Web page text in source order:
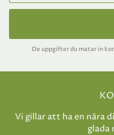
De uppgifter du matar in
Vi gillar att ha en nära
glada